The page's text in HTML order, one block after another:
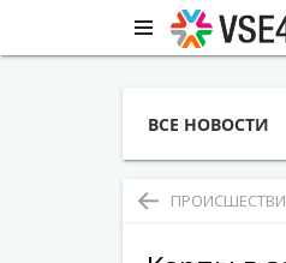
ВСЕ НОВОСТИ